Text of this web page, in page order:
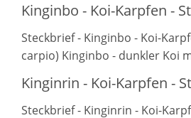
Kinginbo - Koi-Karpfen -
Steckbrief - Kinginbo - Koi-
carpio) Kinginbo - dunkler Koi
Kinginrin - Koi-Karpfen -
Steckbrief - Kinginrin - Koi-